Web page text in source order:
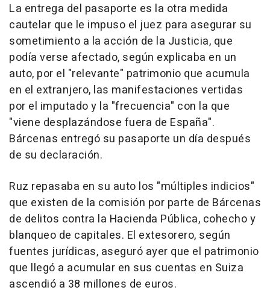
La entrega del pasaporte es la otra medida
cautelar que le impuso el juez para asegurar su
sometimiento a la acción de la Justicia, que
podía verse afectado, según explicaba en un
auto, por el "relevante" patrimonio que acumula
en el extranjero, las manifestaciones vertidas
por el imputado y la "frecuencia" con la que
"viene desplazándose fuera de España".
Bárcenas entregó su pasaporte un día después
de su declaración.
Ruz repasaba en su auto los "múltiples indicios"
que existen de la comisión por parte de Bárcenas
de delitos contra la Hacienda Pública, cohecho y
blanqueo de capitales. El extesorero, según
fuentes jurídicas, aseguró ayer que el patrimonio
que llegó a acumular en sus cuentas en Suiza
ascendió a 38 millones de euros.